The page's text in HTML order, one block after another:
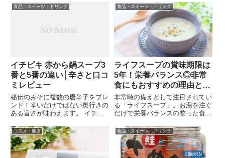
段もお手頃私がニベア ミルキー
クリア洗顔料 スムースクリアを
らの肌のゴワツキと洗顔後のつ
で、心も体もリラックスでき、1
日の疲れをしっかりと取り除くこ
とができます。特に、冷え込む夜
や仕事や家事で忙しい日々を過ご
し...
食品・スイーツ・ドリンク
イチビキ 赤から鍋スープ3
番と5番の違い│辛さと口コ
ミレビュー
秘伝のみそに複数の唐辛子をブレ
ンド！辛いだけではない奥行きの
ある旨さが味わえます。 イチビ
鍋スープ3番 750g×10個 【送
料無料】楽天で購入イチビキ ス
トレート赤から鍋スープ3番と5
番の違い 実は私、若い頃...
食品・スイーツ・ドリンク
ライフスープの賞味期限は
5年！栄養バランス◎非常
食にもおすすめの理由と
は？
非常時の備えとして注目されてい
る「ライフスープ」。お湯を注ぐ
だけで栄養バランスの整った食事
期限はなんと5年！ 長期保存が可
能で、いざというときの食事とし
て安心して備蓄できます。さら
に、アレルギー特定原材料28品...
コスメ・健康 食品・スイーツ・ドリンク